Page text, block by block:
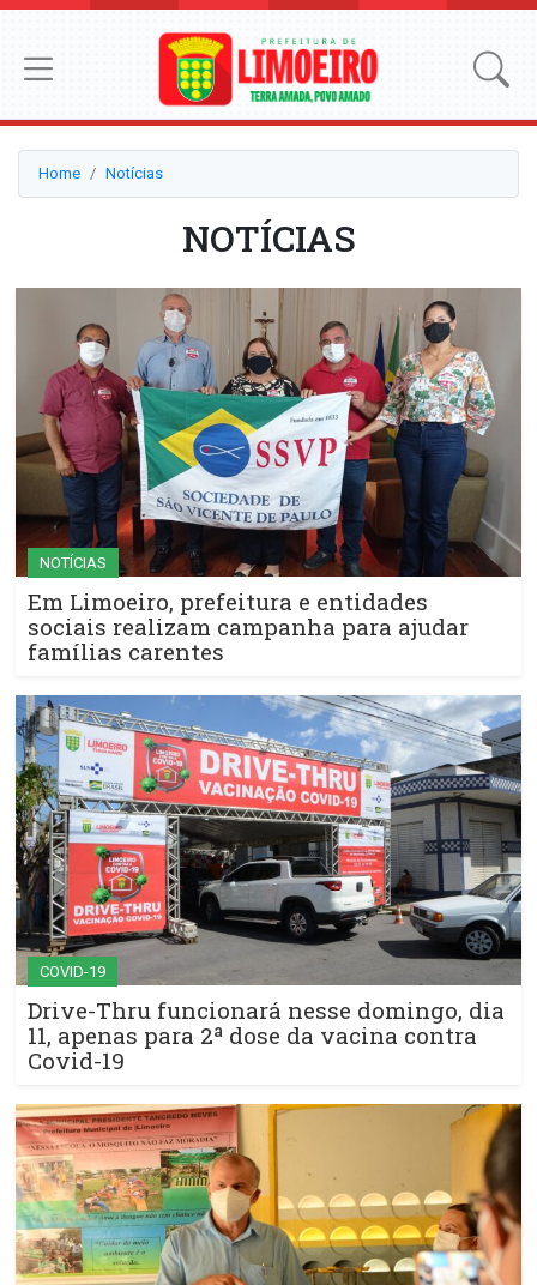
Home Notícias
NOTÍCIAS
NOTÍCIAS
Em Limoeiro, prefeitura e entidades
sociais realizam campanha para ajudar
famílias carentes
COVID-19
Drive-Thru funcionará nesse domingo, dia
11, apenas para 2ª dose da vacina contra
Covid-19